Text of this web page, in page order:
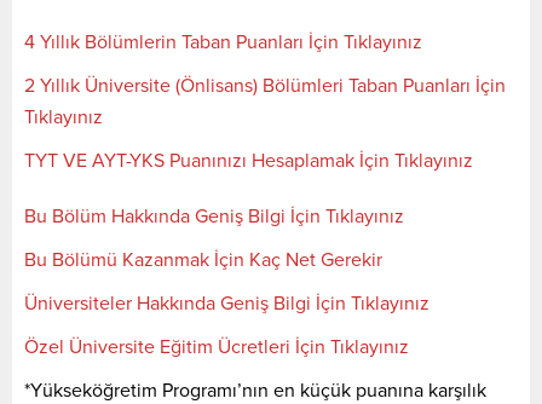
4 Yıllık Bölümlerin Taban Puanları İçin Tıklayınız
2 Yıllık Üniversite (Önlisans) Bölümleri Taban Puanları İçin
Tıklayınız
TYT VE AYT-YKS Puanınızı Hesaplamak İçin Tıklayınız
Bu Bölüm Hakkında Geniş Bilgi İçin Tıklayınız
Bu Bölümü Kazanmak İçin Kaç Net Gerekir
Üniversiteler Hakkında Geniş Bilgi İçin Tıklayınız
Özel Üniversite Eğitim Ücretleri İçin Tıklayınız
*Yükseköğretim Programı’nın en küçük puanına karşılık